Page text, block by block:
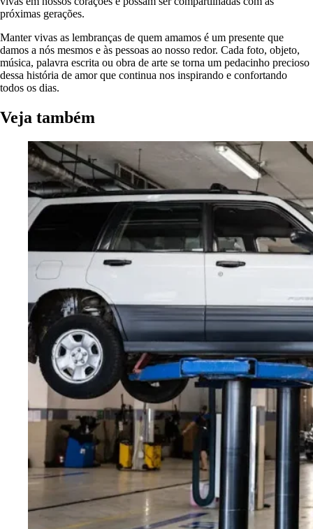
próximas gerações.
Manter vivas as lembranças de quem amamos é um presente que
damos a nós mesmos e às pessoas ao nosso redor. Cada foto, objeto,
música, palavra escrita ou obra de arte se torna um pedacinho precioso
dessa história de amor que continua nos inspirando e confortando
todos os dias.
Veja também